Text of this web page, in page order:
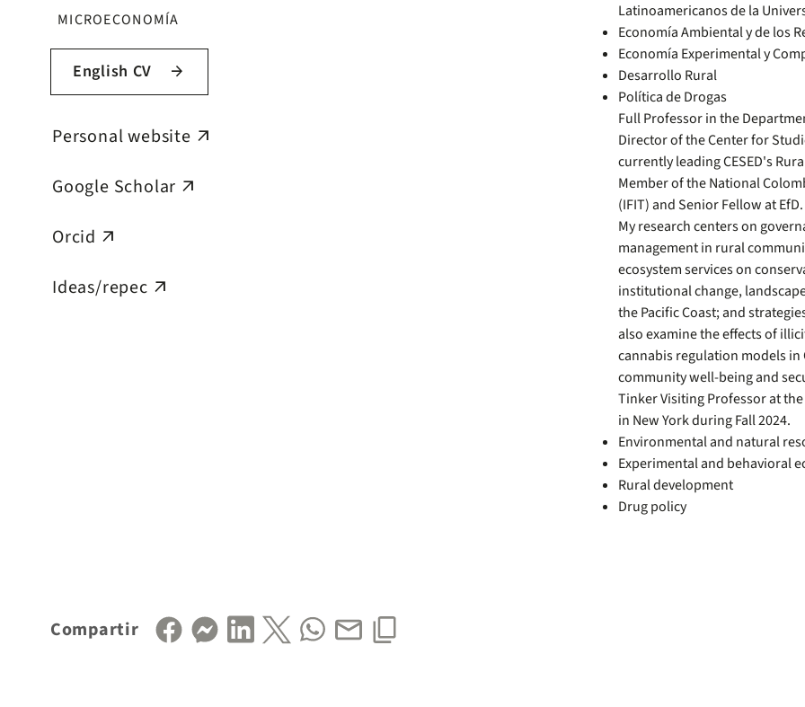
MICROECONOMÍA
English CV arrow_forward
Personal website arrow_outward
Google Scholar arrow_outward
Orcid arrow_outward
Ideas/repec arrow_outward
Latinoamericanos de la
Economía Ambiental y de los
Economía Experimental y
Desarrollo Rural
Política de Drogas
Full Professor in the
Director of the Center for
currently leading CESED's
Member of the National
(IFIT) and Senior Fellow at EfD.
My research centers on
management in rural
ecosystem services on
institutional change,
the Pacific Coast; and
also examine the effects of
cannabis regulation models
community well-being and
Tinker Visiting Professor at
in New York during Fall 2024.
Environmental and natural
Experimental and behavioral
Rural development
Drug policy
Compartir